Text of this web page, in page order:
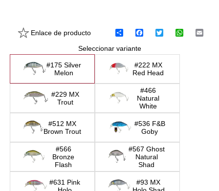
Enlace de producto
C
m
p
a
r
r
F
c
e
b
o
k
T
t
t
e
W
t
E
Seleccionar variante
#175 Silver
Melon
#222 MX
Red Head
#229 MX
Trout
#466
Natural
White
#512 MX
Brown Trout
#536 F&B
Goby
#566
Bronze
Flash
#567 Ghost
Natural
Shad
#631 Pink
#93 MX